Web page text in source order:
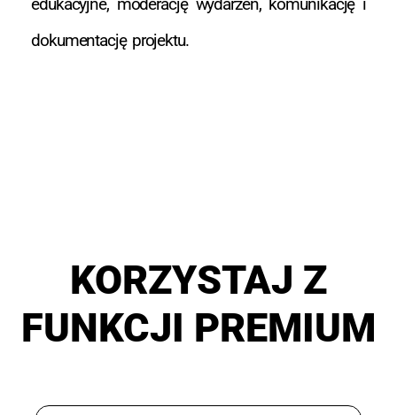
dokumentację projektu.
KORZYSTAJ Z
FUNKCJI PREMIUM